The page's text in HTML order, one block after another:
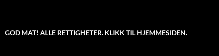
GOD MAT! ALLE RETTIGHETER. KLIKK TIL HJEMMESIDEN.